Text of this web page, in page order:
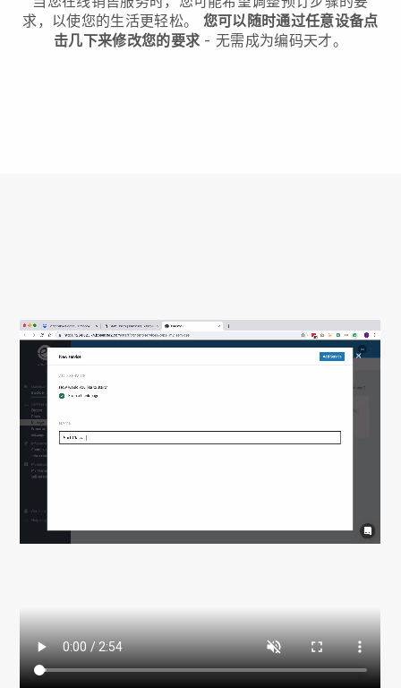
求，以使您的生活更轻松。 您可以随时通过任意设备点
击几下来修改您的要求 - 无需成为编码天才。